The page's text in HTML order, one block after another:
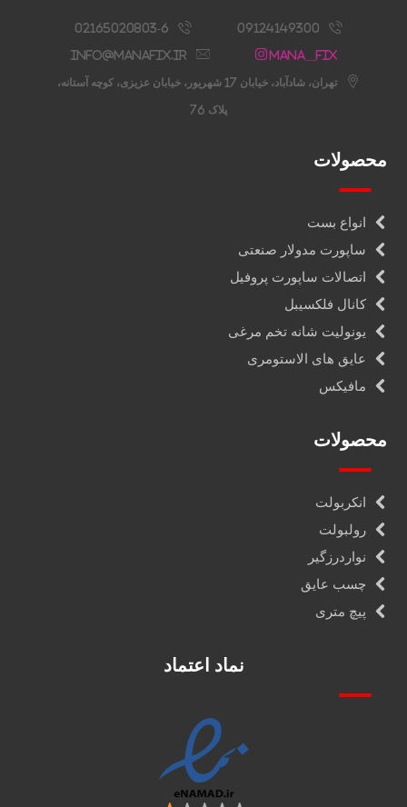
09124149300
02165020803-6
Mana__fix
info@manafix.ir
تهران، شادآباد، خیابان 17 شهریور، خیابان عزیزی، کوچه آستانه،
پلاک 76
محصولات
انواع بست
ساپورت مدولار صنعتی
اتصالات ساپورت پروفیل
کانال فلکسیبل
یونولیت شانه تخم مرغی
عایق های الاستومری
مافیکس
محصولات
انکربولت
رولبولت
نواردرزگیر
چسب عایق
پیچ متری
نماد اعتماد